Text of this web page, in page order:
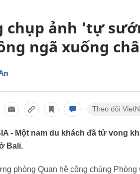
chụp ảnh 'tự
ngã xuống
- Một nam du khách đã tử vong
Bali.
phòng Quan hệ công chúng